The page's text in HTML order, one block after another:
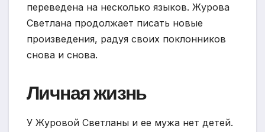
переведена на несколько языков. Журова
Светлана продолжает писать новые
произведения, радуя своих поклонников
снова и снова.
Личная жизнь
У Журовой Светланы и ее мужа нет детей.